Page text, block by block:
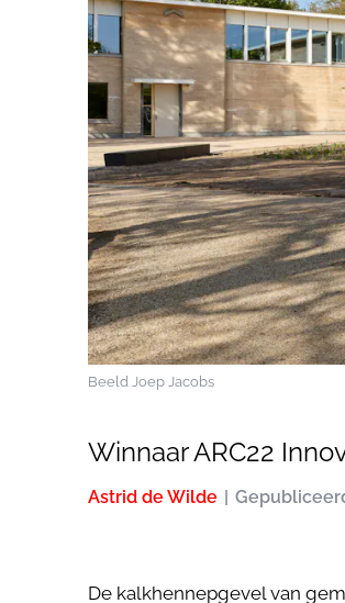
Beeld Joep Jacobs
Winnaar ARC22
Astrid de Wilde
De kalkhennepgevel van